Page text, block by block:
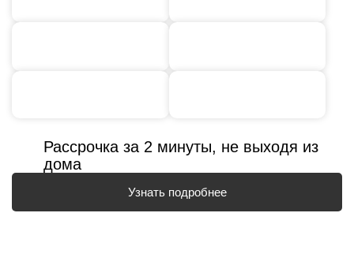
Рассрочка за 2 минуты, не выходя из
дома
Узнать подробнее